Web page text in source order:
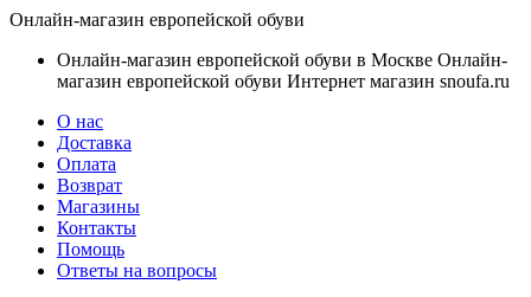
Онлайн-магазин европейской обуви
Онлайн-магазин европейской обуви в Москве Онлайн-
магазин европейской обуви Интернет магазин snoufa.ru
О нас
Доставка
Оплата
Возврат
Магазины
Контакты
Помощь
Ответы на вопросы